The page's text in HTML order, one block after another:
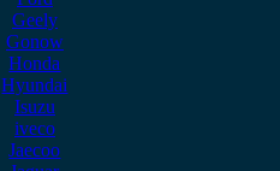
Geely
Gonow
Honda
Hyundai
Isuzu
iveco
Jaecoo